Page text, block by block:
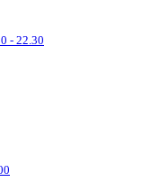
- 22.30